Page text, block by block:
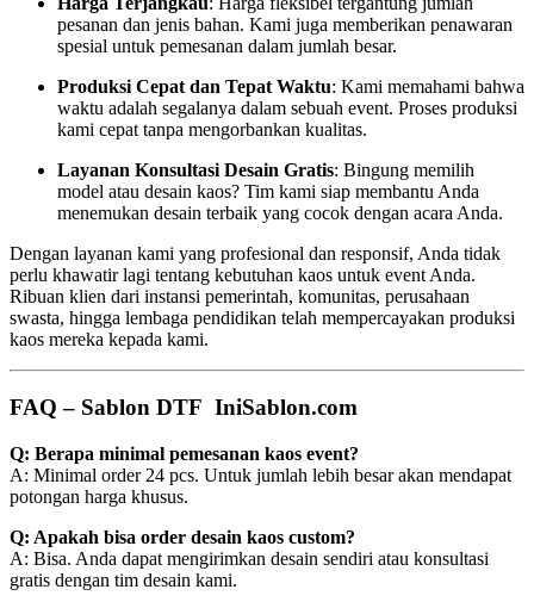
pesanan dan jenis bahan. Kami juga memberikan penawaran
spesial untuk pemesanan dalam jumlah besar.
Produksi Cepat dan Tepat Waktu: Kami memahami bahwa
waktu adalah segalanya dalam sebuah event. Proses produksi
kami cepat tanpa mengorbankan kualitas.
Layanan Konsultasi Desain Gratis: Bingung memilih
model atau desain kaos? Tim kami siap membantu Anda
menemukan desain terbaik yang cocok dengan acara Anda.
Dengan layanan kami yang profesional dan responsif, Anda tidak
perlu khawatir lagi tentang kebutuhan kaos untuk event Anda.
Ribuan klien dari instansi pemerintah, komunitas, perusahaan
swasta, hingga lembaga pendidikan telah mempercayakan produksi
kaos mereka kepada kami.
FAQ – Sablon DTF IniSablon.com
Q: Berapa minimal pemesanan kaos event?
A: Minimal order 24 pcs. Untuk jumlah lebih besar akan mendapat
potongan harga khusus.
Q: Apakah bisa order desain kaos custom?
A: Bisa. Anda dapat mengirimkan desain sendiri atau konsultasi
gratis dengan tim desain kami.